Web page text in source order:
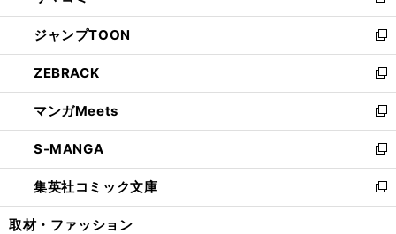
開
く
ウ
で
開
く
ン
ド
ウ
で
開
く
ウ
ィ
ン
ド
ウ
で
開
く
し
い
ウ
ィ
ン
ド
ウ
で
開
く
ジャンプTOON
新
し
い
ウ
ィ
ン
ド
ウ
で
開
ZEBRACK
新
し
い
ウ
ィ
ン
ド
ウ
マンガMeets
新
し
い
ウ
ィ
ン
S-MANGA
新
し
い
ウ
集英社コミック文庫
新
し
取材・ファッション